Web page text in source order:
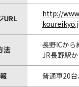
URL
http://
法
長野ICか
JR長野駅
普通車20